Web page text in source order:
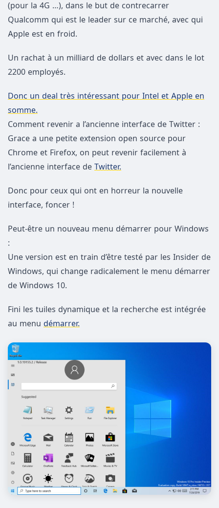
(pour la 4G …), dans le but de contrecarrer
Qualcomm qui est le leader sur ce marché, avec qui
Apple est en froid.
Un rachat à un milliard de dollars et avec dans le lot
2200 employés.
Donc un deal très intéressant pour Intel et Apple en
somme.
Comment revenir a l’ancienne interface de Twitter :
Grace a une petite extension open source pour
Chrome et Firefox, on peut revenir facilement à
l’ancienne interface de Twitter.
Donc pour ceux qui ont en horreur la nouvelle
interface, foncer !
Peut-être un nouveau menu démarrer pour Windows
:
Une version est en train d’être testé par les Insider de
Windows, qui change radicalement le menu démarrer
de Windows 10.
Fini les tuiles dynamique et la recherche est intégrée
au menu démarrer.